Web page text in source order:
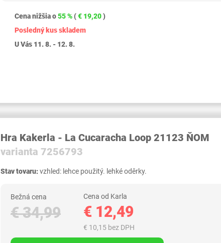
Cena nižšia o55 % (€ 19,20)
Posledný kus skladem
U Vás 11. 8. - 12. 8.
Hra Kakerla - La Cucaracha Loop 21123 ŇOM
varianta 7256793
Stav tovaru:vzhled: lehce použitý. lehké oděrky.
Bežná cena
€ 34,99
Cena od Karla
€ 12,49
€ 10,15 bez DPH